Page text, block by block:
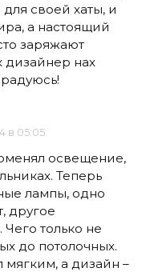
своей хаты, и
а настоящий
заряжают
дизайнер нах
в 05:05
освещение,
Теперь
лампы, одно
другое
только не
до потолочных.
мягким, а дизайн –